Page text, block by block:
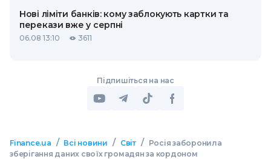
Нові ліміти банків: кому заблокують картки та
перекази вже у серпні
06.08 13:10 3611
Підпишіться на нас
Finance.ua / Всі новини / Світ /
Росія заборонила
зберігання даних своїх громадян за кордоном